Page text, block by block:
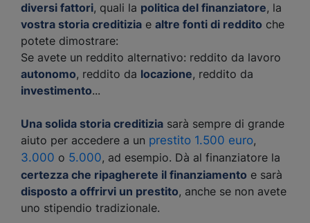
diversi fattori, quali la politica del finanziatore, la
vostra storia creditizia e altre fonti di reddito che
potete dimostrare:
Se avete un reddito alternativo: reddito da lavoro
autonomo, reddito da locazione, reddito da
investimento...
Una solida storia creditizia sarà sempre di grande
aiuto per accedere a un prestito 1.500 euro,
3.000 o 5.000, ad esempio. Dà al finanziatore la
certezza che ripagherete il finanziamento e sarà
disposto a offrirvi un prestito, anche se non avete
uno stipendio tradizionale.